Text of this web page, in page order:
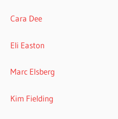
Cara Dee
Eli Easton
Marc Elsberg
Kim Fielding